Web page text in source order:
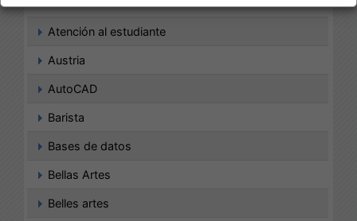
Atención al estudiante
Austria
AutoCAD
Barista
Bases de datos
Bellas Artes
Belles artes